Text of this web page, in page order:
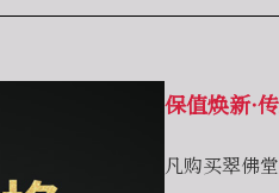
保值焕新·
凡购买翠佛